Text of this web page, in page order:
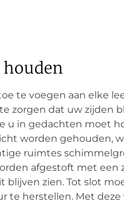
te voegen aan elke
zorgen dat uw zijden
u in gedachten moet
worden gehouden,
ruimtes
afgestoft met een
blijven zien. Tot slot
te herstellen. Met deze